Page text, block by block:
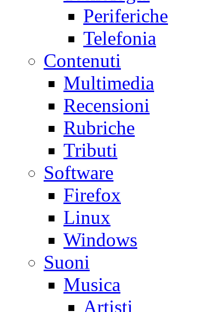
Periferiche
Telefonia
Contenuti
Multimedia
Recensioni
Rubriche
Tributi
Software
Firefox
Linux
Windows
Suoni
Musica
Artisti